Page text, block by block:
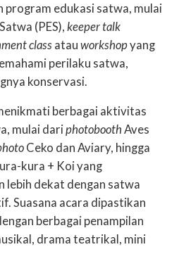
program edukasi satwa, mulai
(PES), keeper talk
class atau workshopyang
perilaku satwa,
konservasi.
berbagai aktivitas
mulai dari photobooth Aves
Ceko dan Aviary, hingga
kura + Koi yang
lebih dekat dengan satwa
Suasana acara dipastikan
berbagai penampilan
drama teatrikal, mini